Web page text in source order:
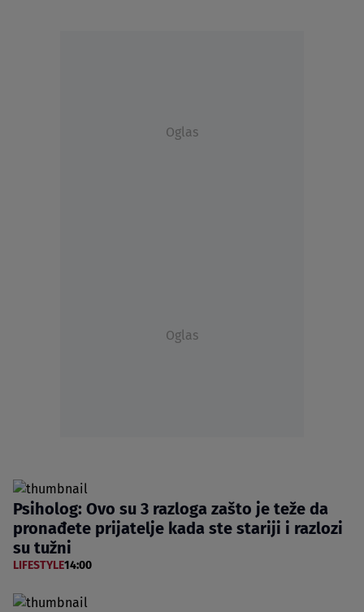
Oglas
Oglas
Psiholog: Ovo su 3 razloga zašto je teže da
pronađete prijatelje kada ste stariji i razlozi
su tužni
LIFESTYLE14:00